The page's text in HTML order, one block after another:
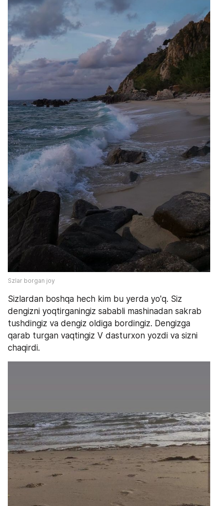
Szlar borgan joy
Sizlardan boshqa hech kim bu yerda yo'q. Siz
dengizni yoqtirganingiz sababli mashinadan sakrab
tushdingiz va dengiz oldiga bordingiz. Dengizga
qarab turgan vaqtingiz V dasturxon yozdi va sizni
chaqirdi.